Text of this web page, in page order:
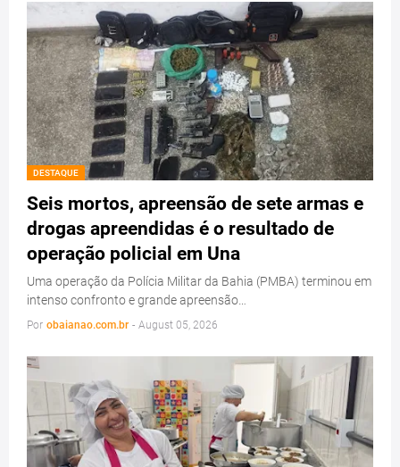
DESTAQUE
Seis mortos, apreensão de sete armas e
drogas apreendidas é o resultado de
operação policial em Una
Uma operação da Polícia Militar da Bahia (PMBA) terminou em
intenso confronto e grande apreensão…
Por obaianao.com.br - August 05, 2026